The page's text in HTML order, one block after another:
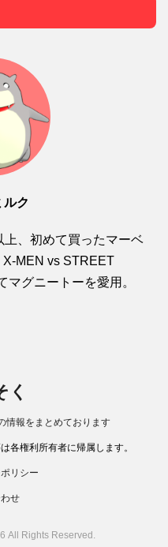
ルク
、初めて買ったマーベ
MEN vs STREET
マグニートーを愛用。
く
情報をまとめております
各権利所有者に帰属します。
リシー
せ
All Rights Reserved.